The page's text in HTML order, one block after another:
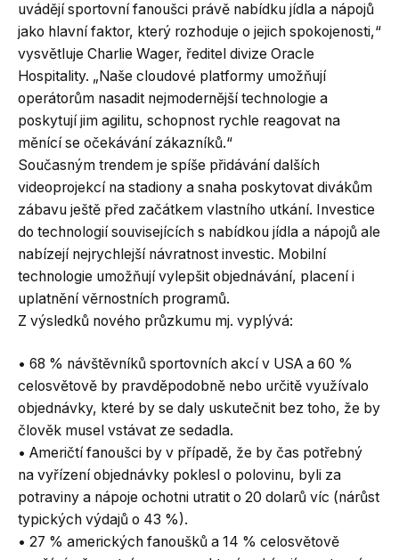
uvádějí sportovní fanoušci právě nabídku jídla a nápojů
jako hlavní faktor, který rozhoduje o jejich spokojenosti,“
vysvětluje Charlie Wager, ředitel divize Oracle
Hospitality. „Naše cloudové platformy umožňují
operátorům nasadit nejmodernější technologie a
poskytují jim agilitu, schopnost rychle reagovat na
měnící se očekávání zákazníků.“
Současným trendem je spíše přidávání dalších
videoprojekcí na stadiony a snaha poskytovat divákům
zábavu ještě před začátkem vlastního utkání. Investice
do technologií souvisejících s nabídkou jídla a nápojů ale
nabízejí nejrychlejší návratnost investic. Mobilní
technologie umožňují vylepšit objednávání, placení i
uplatnění věrnostních programů.
Z výsledků nového průzkumu mj. vyplývá:
• 68 % návštěvníků sportovních akcí v USA a 60 %
celosvětově by pravděpodobně nebo určitě využívalo
objednávky, které by se daly uskutečnit bez toho, že by
člověk musel vstávat ze sedadla.
• Američtí fanoušci by v případě, že by čas potřebný
na vyřízení objednávky poklesl o polovinu, byli za
potraviny a nápoje ochotni utratit o 20 dolarů víc (nárůst
typických výdajů o 43 %).
• 27 % amerických fanoušků a 14 % celosvětově